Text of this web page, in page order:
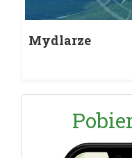
Mydlarze